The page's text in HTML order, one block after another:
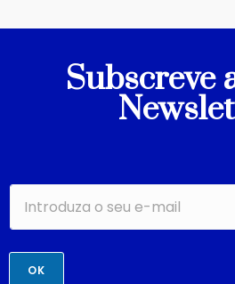
Subscreve
OK